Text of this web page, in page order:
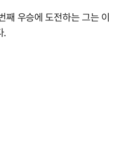
째 우승에 도전하는 그는 이
.